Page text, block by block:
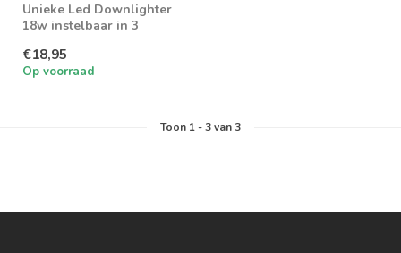
Unieke Led Downlighter
18w instelbaar in 3
en 6000K
€18,95
Op voorraad
Toon 1-3van 3